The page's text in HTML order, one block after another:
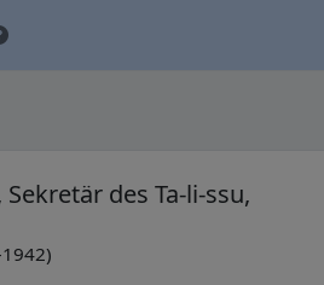
des Ta-li-ssu,